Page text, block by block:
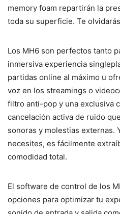
memory foam repartirán la
toda su superficie. Te
Los MH6 son perfectos tanto
inmersiva experiencia
partidas online al máximo u
voz en los streamings o
filtro anti-pop y una exclusiva
cancelación activa de ruido
sonoras y molestias externas.
necesites, es fácilmente
comodidad total.
El software de control de los
opciones para optimizar tu